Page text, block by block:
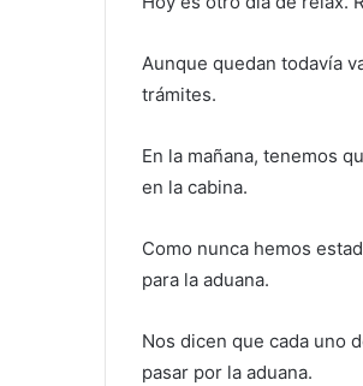
Aunque quedan todavía
trámites.
En la mañana, tenemos
en la cabina.
Como nunca hemos
para la aduana.
Nos dicen que cada uno
pasar por la aduana.